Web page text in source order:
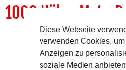
1000
DER Rundwanderweg
Diese Webseite
verwenden Cookies, um
Anzeigen zu
soziale Medien